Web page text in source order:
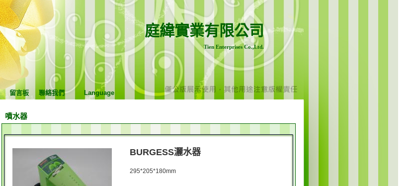
庭緯實業有限公司
Tien Enterprises Co.,Ltd.
留言板 聯絡我們 Language
噴水器
BURGESS灑水器
295*205*180mm